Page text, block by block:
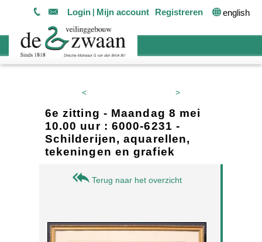
Login Mijn account Registreren english
< >
6e zitting - Maandag 8 mei
10.00 uur : 6000-6231 -
Schilderijen, aquarellen,
tekeningen en grafiek
Terug naar het overzicht